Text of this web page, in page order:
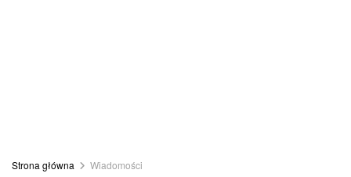
Strona główna Wiadomości